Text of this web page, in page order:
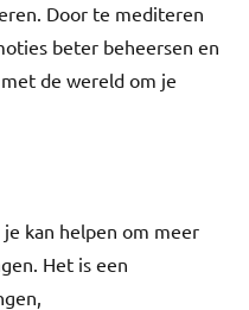
Door te mediteren
beter beheersen en
de wereld om je
kan helpen om meer
Het is een